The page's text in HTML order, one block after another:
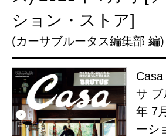
ション・ストア]
(カーサブルータス編集部 編)
サ ブ
年 7
ーシ